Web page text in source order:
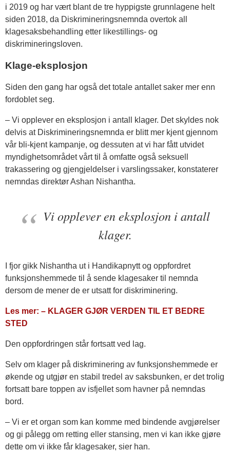
i 2019 og har vært blant de tre hyppigste grunnlagene helt
siden 2018, da Diskrimineringsnemnda overtok all
klagesaksbehandling etter likestillings- og
diskrimineringsloven.
Klage-eksplosjon
Siden den gang har også det totale antallet saker mer enn
fordoblet seg.
– Vi opplever en eksplosjon i antall klager. Det skyldes nok
delvis at Diskrimineringsnemnda er blitt mer kjent gjennom
vår bli-kjent kampanje, og dessuten at vi har fått utvidet
myndighetsområdet vårt til å omfatte også seksuell
trakassering og gjengjeldelser i varslingssaker, konstaterer
nemndas direktør Ashan Nishantha.
Vi opplever en eksplosjon i antall
klager.
I fjor gikk Nishantha ut i Handikapnytt og oppfordret
funksjonshemmede til å sende klagesaker til nemnda
dersom de mener de er utsatt for diskriminering.
Les mer: – KLAGER GJØR VERDEN TIL ET BEDRE
STED
Den oppfordringen står fortsatt ved lag.
Selv om klager på diskriminering av funksjonshemmede er
økende og utgjør en stabil tredel av saksbunken, er det trolig
fortsatt bare toppen av isfjellet som havner på nemndas
bord.
– Vi er et organ som kan komme med bindende avgjørelser
og gi pålegg om retting eller stansing, men vi kan ikke gjøre
dette om vi ikke får klagesaker, sier han.